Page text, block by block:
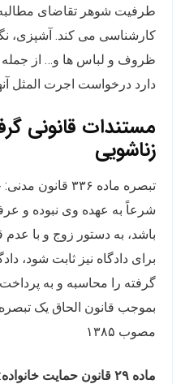
طرفیت شوهر تقاضای
کارشناسی می کند. آشپزی،
ظروف و لباس ها و… از
دارد درخواست اجرت المثل
مستندات قانونی
زناشویی
تبصره ماده ۳۳۶
شرعاً به عهده وی نبوده و
باشد، به دستور زوج و با عدم
برای دادگاه نیز ثابت شود،
گرفته را محاسبه و به
مصوب ۱۳۸۵
ماده ۲۹ قانون حمایت خانواده